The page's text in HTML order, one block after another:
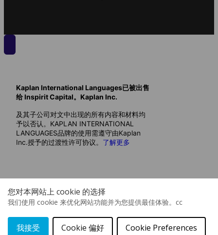
您对本网站上 cookie 的选择
我们使用 cookie 来优化网站功能并为您提供最佳体验。cc
我接受 Cookie 偏好 Cookie Preferences
Kaplan International Languages已被出售
给 Inspirit Capital。Kaplan Inc.
及其子公司对文中出现的所有内容和材料均
予以否认。KAPLAN INTERNATIONAL
LANGUAGES品牌的使用需遵守由Kaplan
Inc.授予的过渡性许可协议。 了解更多